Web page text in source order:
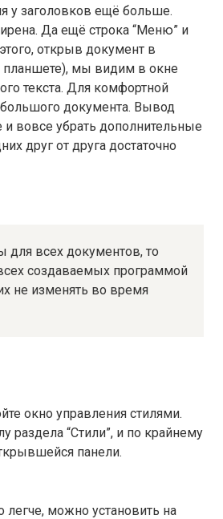
у заголовков ещё больше.
Да ещё строка “Меню” и
открыв документ в
планшете), мы видим в окне
текста. Для комфортной
большого документа. Вывод
вовсе убрать дополнительные
друг от друга достаточно
для всех документов, то
создаваемых программой
не изменять во время
окно управления стилями.
раздела “Стили”, и по крайнему
панели.
можно установить на